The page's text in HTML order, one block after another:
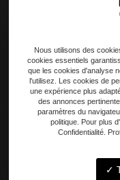
21
Nous utilisons des
cookies essentiels
que les cookies d'analyse
l'utilisez. Les cookies de
une expérience plus
des annonces
paramètres du
politique. Pour plus
Confidentialité.